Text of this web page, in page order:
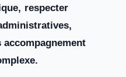
respecter